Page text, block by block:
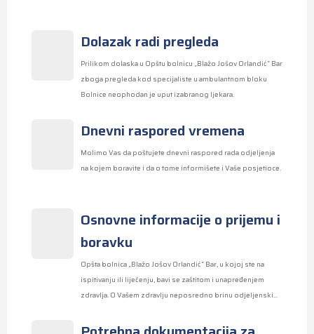
Dolazak radi pregleda
Prilikom dolaska u Opštu bolnicu „Blažo Jošov Orlandić“ Bar
zboga pregleda kod specijaliste u ambulantnom bloku
Bolnice neophodan je uput izabranog ljekara.
Dnevni raspored vremena
Molimo Vas da poštujete dnevni raspored rada odjeljenja
na kojem boravite i da o tome informišete i Vaše posjetioce.
Osnovne informacije o prijemu i
boravku
Opšta bolnica „Blažo Jošov Orlandić“ Bar, u kojoj ste na
ispitivanju ili liječenju, bavi se zaštitom i unapređenjem
zdravlja. O Vašem zdravlju neposredno brinu odjeljenski...